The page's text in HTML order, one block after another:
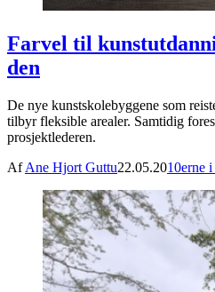
Farvel til
den
De nye kunstskolebyggene som
tilbyr fleksible arealer. Samtidig
prosjektlederen.
AfAne Hjort Guttu22.05.2010erne